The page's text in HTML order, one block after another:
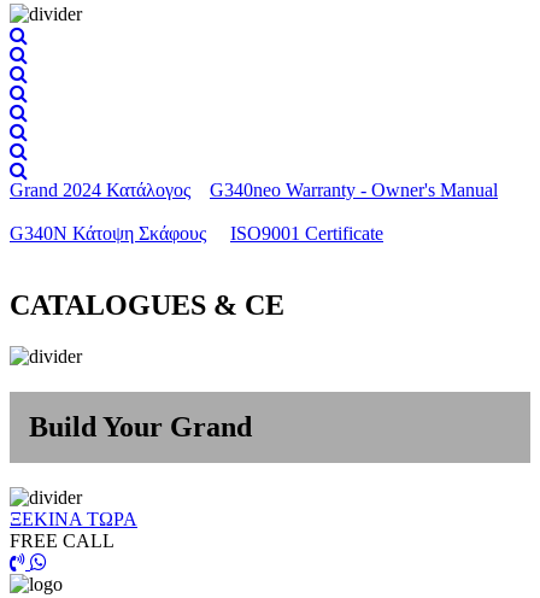
Grand 2024 Κατάλογος G340neo Warranty - Owner's Manual
G340N Κάτοψη Σκάφους ISO9001 Certificate
CATALOGUES & CE
Build Your Grand
ΞΕΚΙΝΑ ΤΩΡΑ
FREE CALL